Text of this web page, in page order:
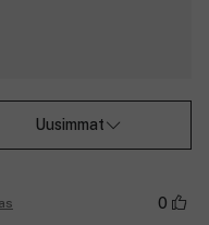
Uusimmat
0